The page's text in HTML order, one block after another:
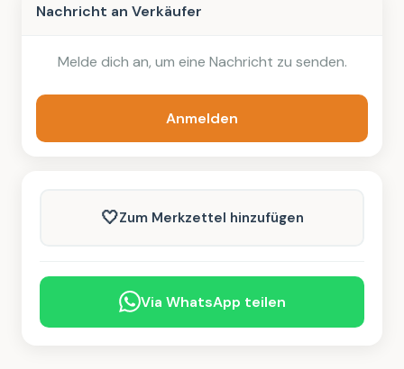
Nachricht an Verkäufer
Melde dich an, um eine Nachricht zu senden.
Anmelden
🤍Zum Merkzettel hinzufügen
Via WhatsApp teilen